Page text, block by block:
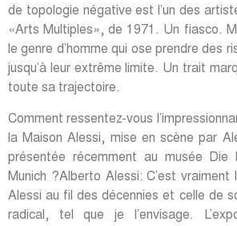
de topologie négative est l’un des
«Arts Multiples», de 1971. Un fiasco.
le genre d’homme qui ose prendre des
jusqu’à leur extrême limite. Un trait
toute sa trajectoire.
Comment ressentez-vous
la Maison Alessi, mise en scène par
présentée récemment au musée Die
Munich ?Alberto Alessi: C’est vraiment
Alessi au fil des décennies et celle de
radical, tel que je l’envisage.